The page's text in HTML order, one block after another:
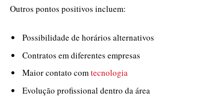
Outros pontos positivos incluem:
Possibilidade de horários alternativos
Contratos em diferentes empresas
Maior contato comtecnologia
Evolução profissional dentro da área